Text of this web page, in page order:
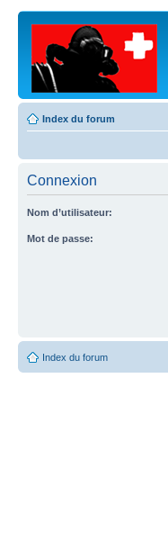
Index du forum
Connexion
Nom d’utilisateur:
Mot de passe:
Index du forum